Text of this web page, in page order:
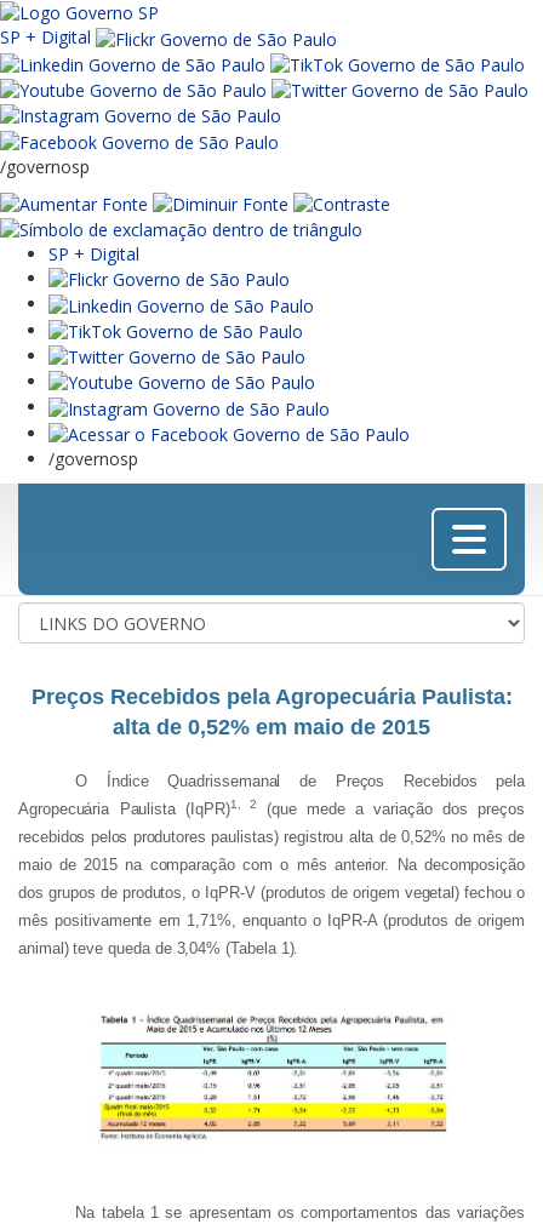
SP + Digital
/governosp
SP + Digital
/governosp
Menu
Preços Recebidos pela Agropecuária Paulista:
alta de 0,52% em maio de 2015
O Índice Quadrissemanal de Preços Recebidos pela
Agropecuária Paulista (IqPR)1, 2 (que mede a variação dos preços
recebidos pelos produtores paulistas) registrou alta de 0,52% no mês de
maio de 2015 na comparação com o mês anterior. Na decomposição
dos grupos de produtos, o IqPR-V (produtos de origem vegetal) fechou o
mês positivamente em 1,71%, enquanto o IqPR-A (produtos de origem
animal) teve queda de 3,04% (Tabela 1).
Na tabela 1 se apresentam os comportamentos das variações